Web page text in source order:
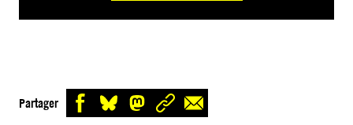
Partager